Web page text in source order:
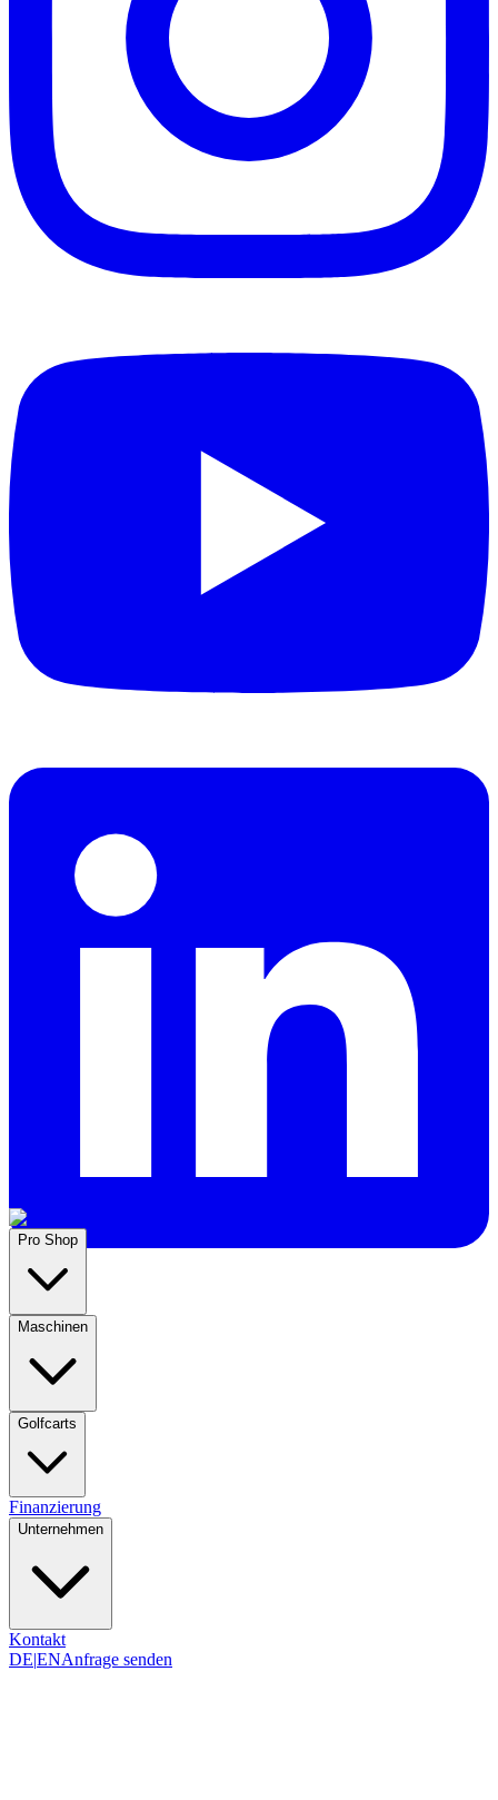
Pro Shop
Maschinen
Golfcarts
Finanzierung
Unternehmen
Kontakt
DE|ENAnfrage senden